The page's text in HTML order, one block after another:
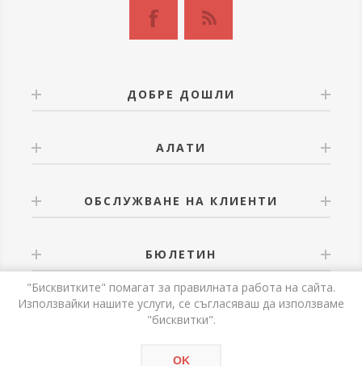
ДОБРЕ ДОШЛИ
АЛАТИ
ОБСЛУЖВАНЕ НА КЛИЕНТИ
БЮЛЕТИН
"Бисквитките" помагат за правилната работа на сайта.
Използвайки нашите услуги, се съгласяваш да използваме
"бисквитки".
OK